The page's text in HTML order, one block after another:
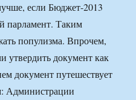
если Бюджет-2013
парламент. Таким
популизма. Впрочем,
утвердить документ как
документ путешествует
Администрации